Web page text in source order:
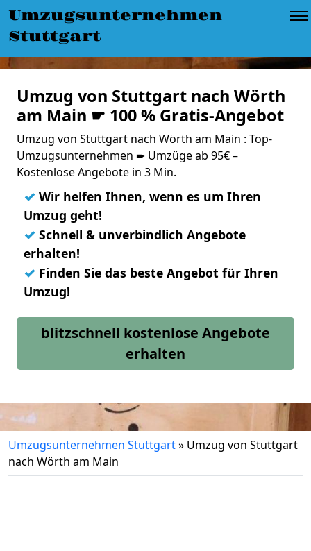
Umzugsunternehmen
Stuttgart
Umzug von Stuttgart nach Wörth
am Main ☛ 100 % Gratis-Angebot
Umzug von Stuttgart nach Wörth am Main : Top-
Umzugsunternehmen ➨ Umzüge ab 95€ –
Kostenlose Angebote in 3 Min.
✓ Wir helfen Ihnen, wenn es um Ihren
Umzug geht!
✓ Schnell & unverbindlich Angebote
erhalten!
✓ Finden Sie das beste Angebot für Ihren
Umzug!
blitzschnell kostenlose Angebote
erhalten
Umzugsunternehmen Stuttgart» Umzug von Stuttgart
nach Wörth am Main